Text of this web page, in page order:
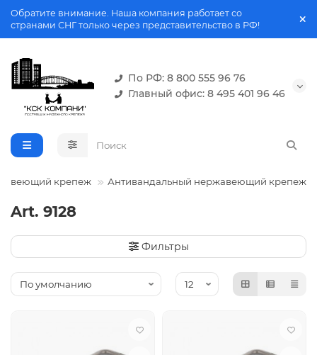
Обратите внимание. Наша компания работает со
странами СНГ только через представительство в РФ!
По РФ: 8 800 555 96 76
Главный офис: 8 495 401 96 46
крепеж Антивандальный нержавеющий крепеж
Art. 9128
Фильтры